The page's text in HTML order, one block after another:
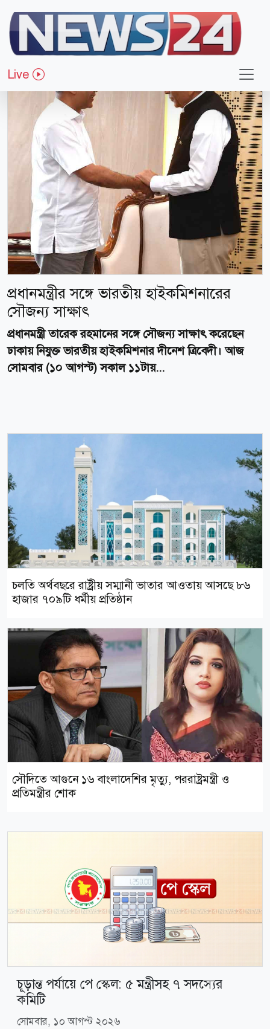
Live
জাতীয়
চলতি অর্থবছরে রাষ্ট্রীয় সম্মানী ভাতার আওতায় আসছে ৮৬
হাজার ৭০৯টি ধর্মীয় প্রতিষ্ঠান
সৌদিতে আগুনে ১৬ বাংলাদেশির মৃত্যু, পররাষ্ট্রমন্ত্রী ও
প্রতিমন্ত্রীর শোক
প্রধানমন্ত্রীর সঙ্গে ভারতীয় হাইকমিশনারের
সৌজন্য সাক্ষাৎ
প্রধানমন্ত্রী তারেক রহমানের সঙ্গে সৌজন্য সাক্ষাৎ করেছেন
ঢাকায় নিযুক্ত ভারতীয় হাইকমিশনার দীনেশ ত্রিবেদী। আজ
সোমবার (১০ আগস্ট) সকাল ১১টায়...
চূড়ান্ত পর্যায়ে পে স্কেল: ৫ মন্ত্রীসহ ৭ সদস্যের
কমিটি
সোমবার, ১০ আগস্ট ২০২৬